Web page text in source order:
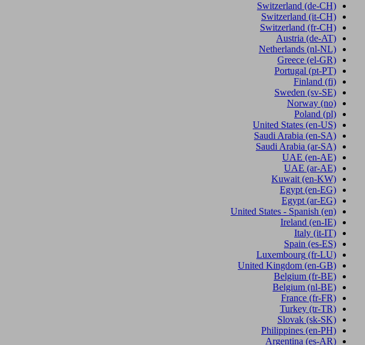
Switzerland (de-CH)
Switzerland (it-CH)
Switzerland (fr-CH)
Austria (de-AT)
Netherlands (nl-NL)
Greece (el-GR)
Portugal (pt-PT)
Finland (fi)
Sweden (sv-SE)
Norway (no)
Poland (pl)
United States (en-US)
Saudi Arabia (en-SA)
Saudi Arabia (ar-SA)
UAE (en-AE)
UAE (ar-AE)
Kuwait (en-KW)
Egypt (en-EG)
Egypt (ar-EG)
United States - Spanish (en)
Ireland (en-IE)
Italy (it-IT)
Spain (es-ES)
Luxembourg (fr-LU)
United Kingdom (en-GB)
Belgium (fr-BE)
Belgium (nl-BE)
France (fr-FR)
Turkey (tr-TR)
Slovak (sk-SK)
Philippines (en-PH)
Argentina (es-AR)